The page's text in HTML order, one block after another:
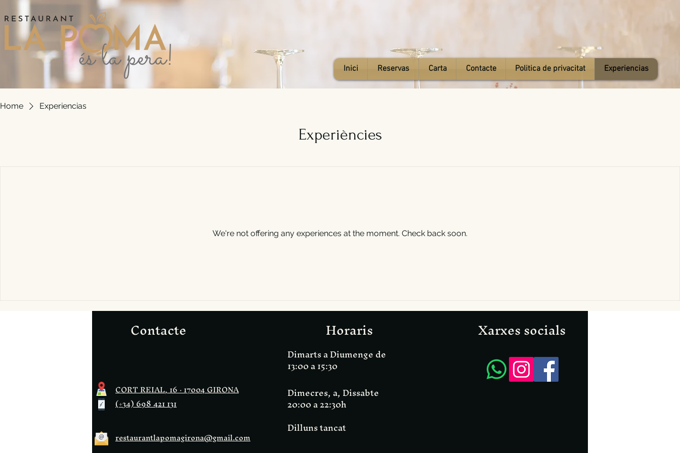
Inici Reservas Carta Contacte Politica de privacitat Experiencias
Home Experiencias
Experiències
We're not offering any experiences at the moment. Check back soon.
Contacte Horaris Xarxes socials
CORT REIAL, 16 · 17004 GIRONA
(+34)698 421 131
restaurantlapomagirona@gmail.com
Dimarts a Diumenge de
13:00 a 15:30
Dimecres, a, Dissabte
20:00 a 22:30h
Dilluns tancat